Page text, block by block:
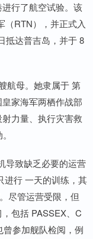
行了航空试验。该
（RTN），并正式入
抵达普吉岛，并于 8
航母。她隶属于 第
家海军两栖作战部
力量、执行灾害救
导致缺乏必要的运营
进行 一天的训练，其
尽管运营受限，但
包括 PASSEX、C
曾参加舰队检阅，例